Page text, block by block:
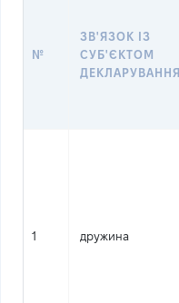
№
ЗВ'ЯЗОК ІЗ
СУБ'ЄКТОМ
ДЕКЛАРУВАННЯ
1 дружина